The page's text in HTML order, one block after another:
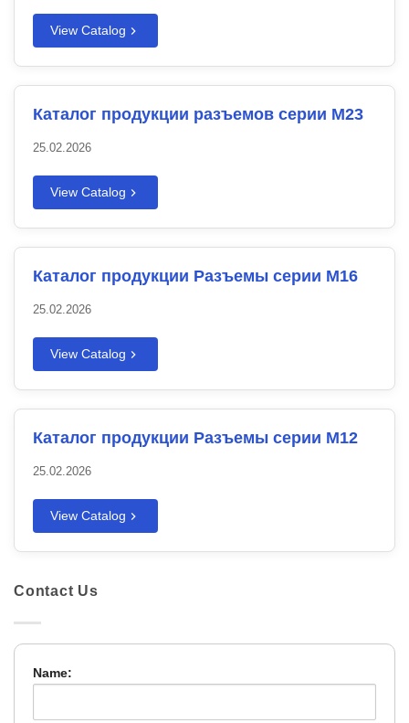
View Catalog
Каталог продукции разъемов серии M23
25.02.2026
View Catalog
Каталог продукции Разъемы серии M16
25.02.2026
View Catalog
Каталог продукции Разъемы серии M12
25.02.2026
View Catalog
Contact Us
Name: